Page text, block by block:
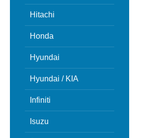
Hitachi
Honda
Hyundai
Hyundai / KIA
Infiniti
Isuzu